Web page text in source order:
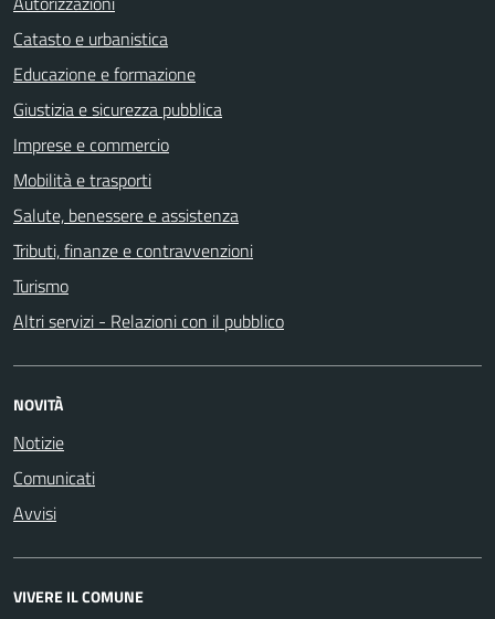
Catasto e urbanistica
Educazione e formazione
Giustizia e sicurezza pubblica
Imprese e commercio
Mobilità e trasporti
Salute, benessere e assistenza
Tributi, finanze e contravvenzioni
Turismo
Altri servizi - Relazioni con il pubblico
NOVITÀ
Notizie
Comunicati
Avvisi
VIVERE IL COMUNE